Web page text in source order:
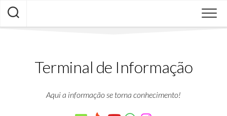
Skip
content
Terminal de Informação
Aqui a informação se torna conhecimento!